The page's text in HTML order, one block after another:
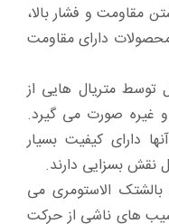
مقاومت و فشار بالا،
محصولات دارای مقاومت
توسط متریال هایی از
غیره صورت می گیرد.
دارای کیفیت بسیار
نقش بسزایی دارند.
الاستومری می
های ناشی از حرکت